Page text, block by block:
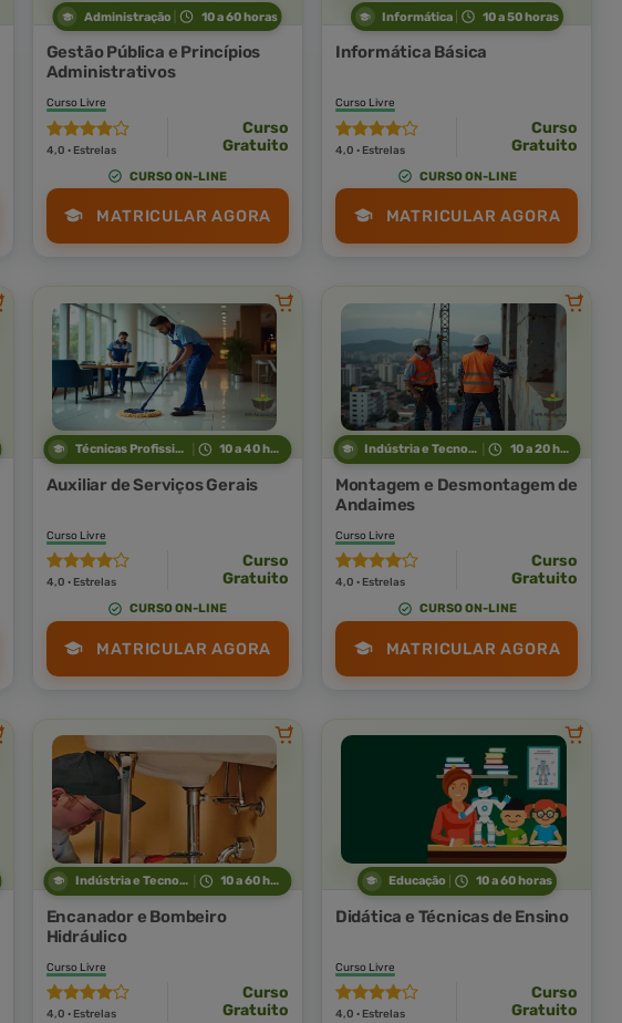
Administração 10 a 60 horas
Gestão Pública e Princípios
Administrativos
Curso Livre
4,0 · Estrelas
Curso
Gratuito
CURSO ON-LINE
MATRICULAR AGORA
Informática 10 a 50 horas
Informática Básica
Curso Livre
4,0 · Estrelas
Curso
Gratuito
CURSO ON-LINE
MATRICULAR AGORA
Técnicas Profissionais 10 a 40 horas
Auxiliar de Serviços Gerais
Curso Livre
4,0 · Estrelas
Curso
Gratuito
CURSO ON-LINE
MATRICULAR AGORA
Indústria e Tecnologia 10 a 20 horas
Montagem e Desmontagem de
Andaimes
Curso Livre
4,0 · Estrelas
Curso
Gratuito
CURSO ON-LINE
MATRICULAR AGORA
Indústria e Tecnologia 10 a 60 horas
Encanador e Bombeiro
Hidráulico
Curso Livre
4,0 · Estrelas
Curso
Gratuito
Educação 10 a 60 horas
Didática e Técnicas de Ensino
Curso Livre
4,0 · Estrelas
Curso
Gratuito